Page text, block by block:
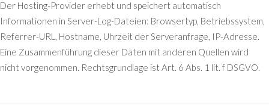
Der Hosting-Provider erhebt und speichert automatisch
Informationen in Server-Log-Dateien: Browsertyp, Betriebssystem,
Referrer-URL, Hostname, Uhrzeit der Serveranfrage, IP-Adresse.
Eine Zusammenführung dieser Daten mit anderen Quellen wird
nicht vorgenommen. Rechtsgrundlage ist Art. 6 Abs. 1 lit. f DSGVO.